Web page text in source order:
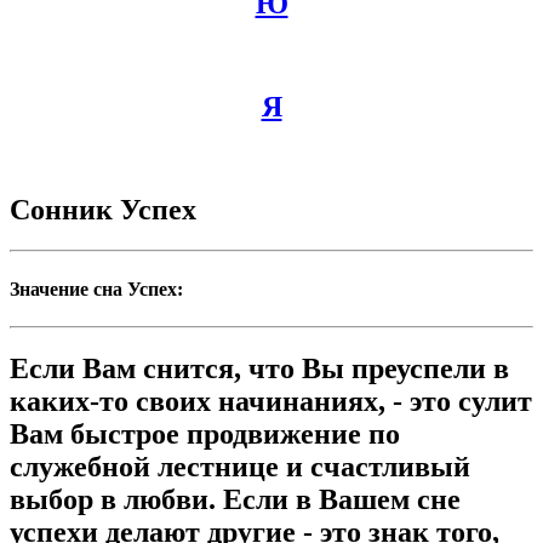
Я
Сонник Успех
Значение сна Успех:
Если Вам снится, что Вы преуспели в
каких-то своих начинаниях, - это сулит
Вам быстрое продвижение по
служебной лестнице и счастливый
выбор в любви. Если в Вашем сне
успехи делают другие - это знак того,